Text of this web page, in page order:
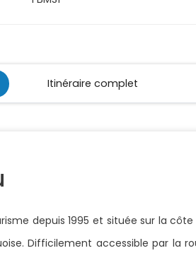
Itinéraire complet
depuis 1995 et située sur la
Difficilement accessible par la